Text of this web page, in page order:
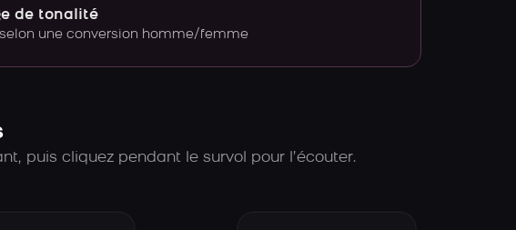
de tonalité
une conversion homme/femme
puis cliquez pendant le survol pour l’écouter.